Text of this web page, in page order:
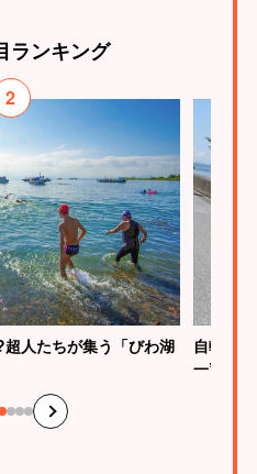
ランキング
2
人たちが集う「びわ湖
自転車
一”のス